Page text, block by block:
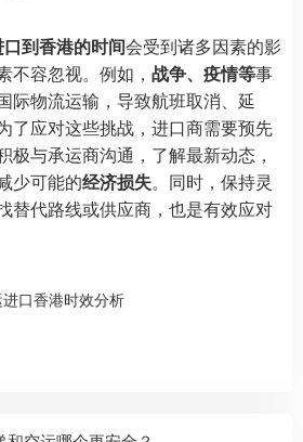
到香港的时间会受到诸多因素的影
不容忽视。例如， 战争、疫情等事
际物流运输，导致航班取消、延
了应对这些挑战，进口商需要预先
极与承运商沟通，了解最新动态，
少可能的经济损失。同时，保持灵
替代路线或供应商，也是有效应对
口香港时效分析